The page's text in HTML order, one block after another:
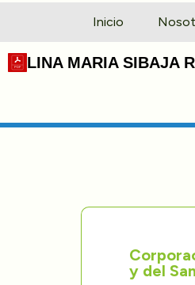
Inicio
LINA MARIA SIBAJA
y del